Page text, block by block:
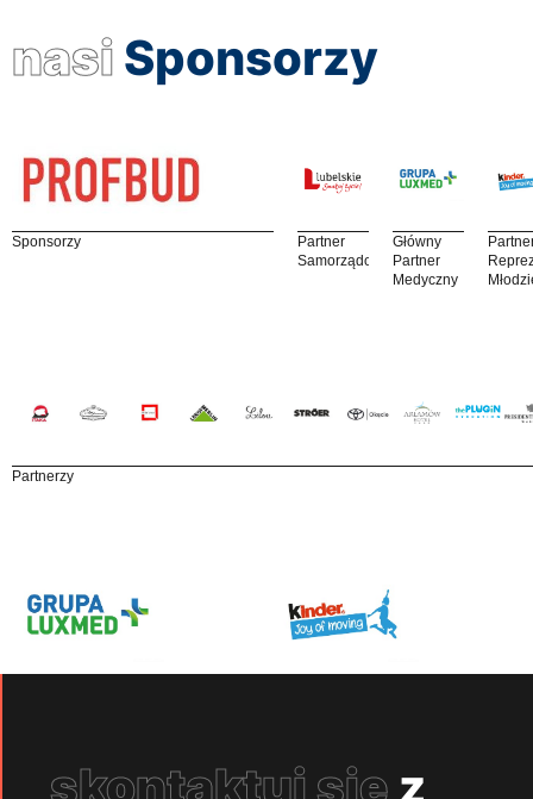
nasi Sponsorzy
Sponsorzy
Partner
Samorządowy
Główny
Partner
Medyczny
Partnerzy
skontaktuj się z